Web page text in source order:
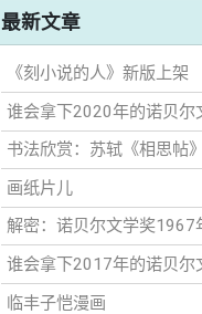
最新文章
《刻小说的人》新版上架
谁会拿下2020年的诺贝尔
书法欣赏：苏轼《相思帖》
画纸片儿
解密：诺贝尔文学奖1967
谁会拿下2017年的诺贝尔
临丰子恺漫画